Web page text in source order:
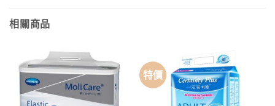
相關商品
特價